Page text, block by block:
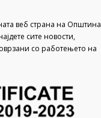
веб страна на Општина
сите новости,
со работењето на